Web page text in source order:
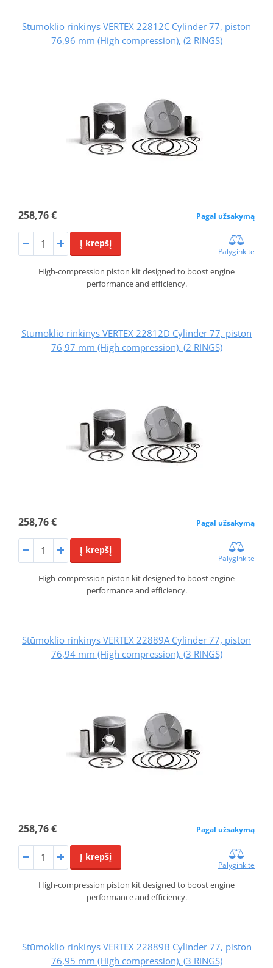
Stūmoklio rinkinys VERTEX 22812C Cylinder 77, piston
76,96 mm (High compression), (2 RINGS)
258,76 € Pagal užsakymą
Į krepšį
Palyginkite
High-compression piston kit designed to boost engine
performance and efficiency.
Stūmoklio rinkinys VERTEX 22812D Cylinder 77, piston
76,97 mm (High compression), (2 RINGS)
258,76 € Pagal užsakymą
Į krepšį
Palyginkite
High-compression piston kit designed to boost engine
performance and efficiency.
Stūmoklio rinkinys VERTEX 22889A Cylinder 77, piston
76,94 mm (High compression), (3 RINGS)
258,76 € Pagal užsakymą
Į krepšį
Palyginkite
High-compression piston kit designed to boost engine
performance and efficiency.
Stūmoklio rinkinys VERTEX 22889B Cylinder 77, piston
76,95 mm (High compression), (3 RINGS)